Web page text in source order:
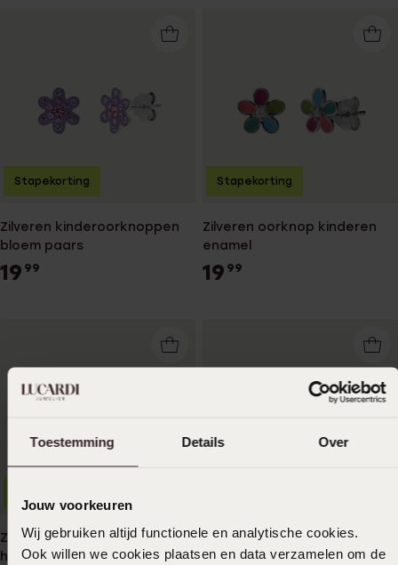
Toestemming Details Over
Jouw voorkeuren
Wij gebruiken altijd functionele en analytische cookies.
Ook willen we cookies plaatsen en data verzamelen om de
Zilveren kinderoorknoppen
bloem paars
19 99
Stapekorting
Zilveren oorknop kinderen
enamel
19 99
Stapekorting
Zilveren kinderoorknoppen
hart paars
Zilveren kinderoorknoppen
dolfijn